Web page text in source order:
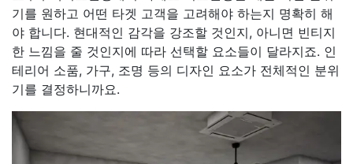
기를 원하고 어떤 타겟 고객을 고려해야 하는지 명확히 해
야 합니다. 현대적인 감각을 강조할 것인지, 아니면 빈티지
한 느낌을 줄 것인지에 따라 선택할 요소들이 달라지죠. 인
테리어 소품, 가구, 조명 등의 디자인 요소가 전체적인 분위
기를 결정하니까요.